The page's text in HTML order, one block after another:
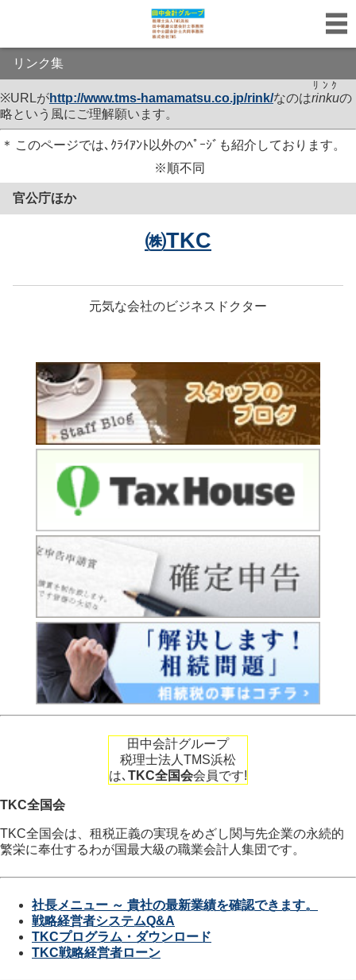
リンク集
※URLがhttp://www.tms-hamamatsu.co.jp/rink/なのはrinku
ﾘﾝｸ
の
略という風にご理解願います。
＊ このページでは､ｸﾗｲｱﾝﾄ以外のﾍﾟｰｼﾞも紹介しております。
※順不同
官公庁ほか
㈱TKC
元気な会社のビジネスドクター
田中会計グループ
税理士法人TMS浜松
は､ TKC全国会会員です!
TKC全国会
TKC全国会は、租税正義の実現をめざし関与先企業の永続的
繁栄に奉仕するわが国最大級の職業会計人集団です。
社長メニュー ～ 貴社の最新業績を確認できます。
戦略経営者システムQ&A
TKCプログラム・ダウンロード
TKC戦略経営者ローン